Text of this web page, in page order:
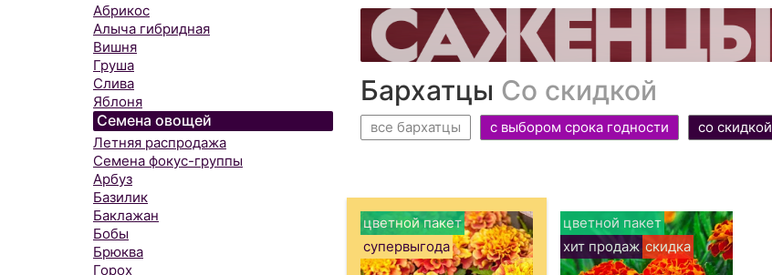
Абрикос
Алыча гибридная
Вишня
Груша
Слива
Яблоня
Семена овощей
Летняя распродажа
Семена фокус-группы
Арбуз
Базилик
Баклажан
Бобы
Брюква
Горох
Бархатцы Со скидкой
все бархатцы с выбором срока годности
со скидкой
цветной пакет
супервыгода
цветной пакет
хит продаж скидка